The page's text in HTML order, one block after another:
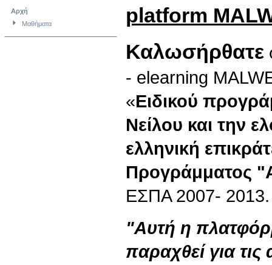
platform
Καλωσήρθατε
- elearning
«Ειδικού
Νείλου και την
ελληνική
Προγράμματος
ΕΣΠΑ 2007- 2013.
"Αυτή η
παραχθεί για
Αρχή
Μαθήματα